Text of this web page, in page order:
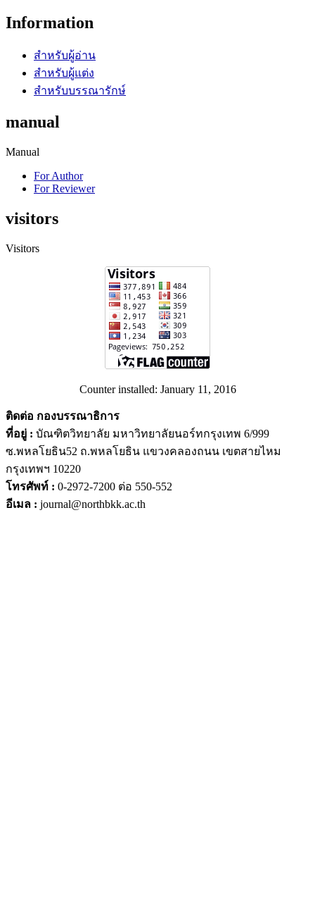
Information
สำหรับผู้อ่าน
สำหรับผู้แต่ง
สำหรับบรรณารักษ์
manual
Manual
For Author
For Reviewer
visitors
Visitors
Counter installed: January 11, 2016
ติดต่อ กองบรรณาธิการ
ที่อยู่ : บัณฑิตวิทยาลัย มหาวิทยาลัยนอร์ทกรุงเทพ 6/999
ซ.พหลโยธิน52 ถ.พหลโยธิน แขวงคลองถนน เขตสายไหม
กรุงเทพฯ 10220
โทรศัพท์ : 0-2972-7200 ต่อ 550-552
อีเมล : journal@northbkk.ac.th